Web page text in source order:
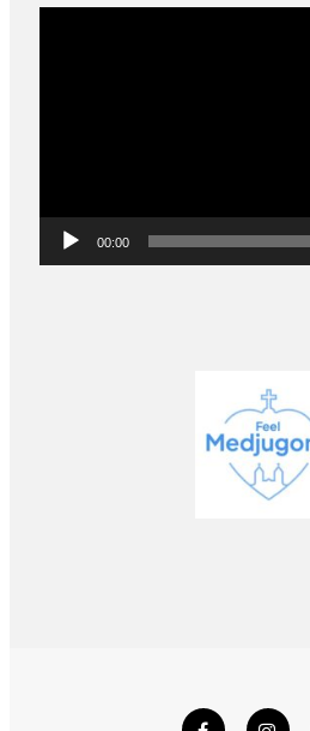
00:00